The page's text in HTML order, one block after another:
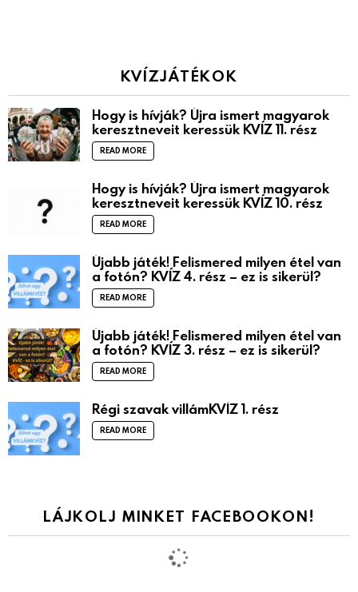
KVÍZJÁTÉKOK
Hogy is hívják? Újra ismert magyarok
keresztneveit keressük KVÍZ 11. rész
READ MORE
Hogy is hívják? Újra ismert magyarok
keresztneveit keressük KVÍZ 10. rész
READ MORE
Újabb játék! Felismered milyen étel van
a fotón? KVÍZ 4. rész – ez is sikerül?
READ MORE
Újabb játék! Felismered milyen étel van
a fotón? KVÍZ 3. rész – ez is sikerül?
READ MORE
Régi szavak villámKVÍZ 1. rész
READ MORE
LÁJKOLJ MINKET FACEBOOKON!